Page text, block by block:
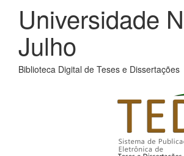
Universidade
Julho
Biblioteca Digital de Teses e Dissertações